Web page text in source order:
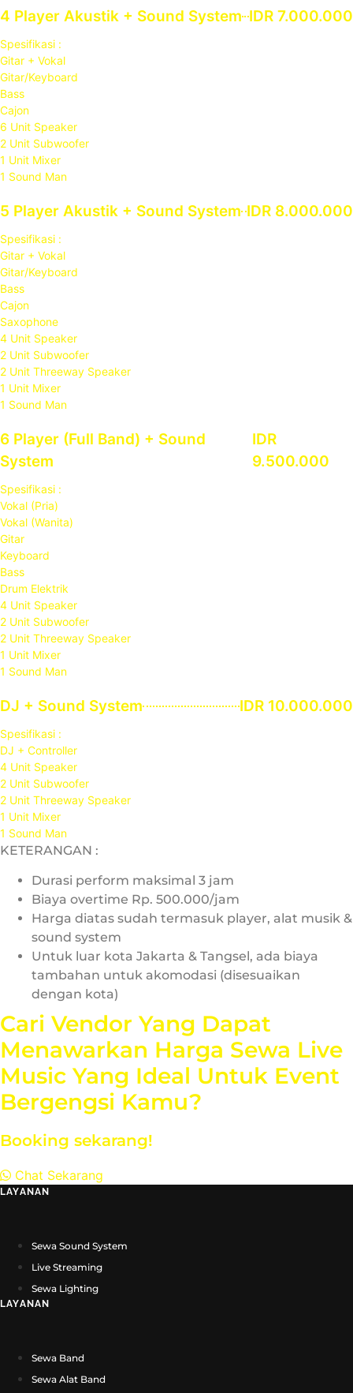
4 Player Akustik + Sound System IDR 7.000.000
Spesifikasi :
Gitar + Vokal
Gitar/Keyboard
Bass
Cajon
6 Unit Speaker
2 Unit Subwoofer
1 Unit Mixer
1 Sound Man
5 Player Akustik + Sound System IDR 8.000.000
Spesifikasi :
Gitar + Vokal
Gitar/Keyboard
Bass
Cajon
Saxophone
4 Unit Speaker
2 Unit Subwoofer
2 Unit Threeway Speaker
1 Unit Mixer
1 Sound Man
6 Player (Full Band) + Sound
System
IDR
9.500.000
Spesifikasi :
Vokal (Pria)
Vokal (Wanita)
Gitar
Keyboard
Bass
Drum Elektrik
4 Unit Speaker
2 Unit Subwoofer
2 Unit Threeway Speaker
1 Unit Mixer
1 Sound Man
DJ + Sound System IDR 10.000.000
Spesifikasi :
DJ + Controller
4 Unit Speaker
2 Unit Subwoofer
2 Unit Threeway Speaker
1 Unit Mixer
1 Sound Man
KETERANGAN :
Durasi perform maksimal 3 jam
Biaya overtime Rp. 500.000/jam
Harga diatas sudah termasuk player, alat musik &
sound system
Untuk luar kota Jakarta & Tangsel, ada biaya
tambahan untuk akomodasi (disesuaikan
dengan kota)
Cari Vendor Yang Dapat
Menawarkan Harga Sewa Live
Music Yang Ideal Untuk Event
Bergengsi Kamu?
Booking sekarang!
Chat Sekarang
LAYANAN
Sewa Sound System
Live Streaming
Sewa Lighting
LAYANAN
Sewa Band
Sewa Alat Band